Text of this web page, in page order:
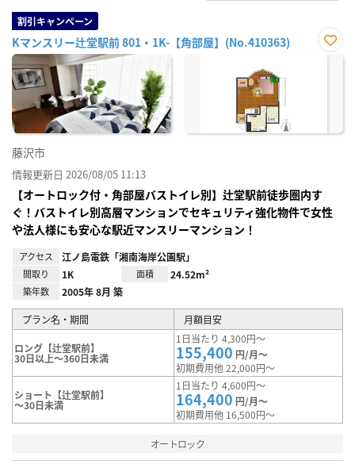
割引キャンペーン
Kマンスリー辻堂駅前 801・1K-【角部屋】(No.410363)
お気
藤沢市
情報更新日 2026/08/05 11:13
【オートロック付・角部屋バストイレ別】辻堂駅前徒歩圏内す
ぐ！バストイレ別高層マンションでセキュリティ強化物件で女性
や法人様にも安心な駅近マンスリーマンション！
アクセス 江ノ島電鉄「湘南海岸公園駅」
間取り 1K 面積 24.52m²
築年数 2005年 8月 築
プラン名・期間 月額目安
ロング【辻堂駅前】
30日以上～360日未満
1日当たり 4,300円～
155,400 円/月～
初期費用他 22,000円～
ショート【辻堂駅前】
～30日未満
1日当たり 4,600円～
164,400 円/月～
初期費用他 16,500円～
オートロック